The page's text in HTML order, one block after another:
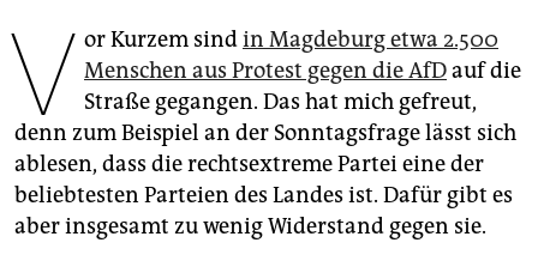
abo
genossenschaft
epaper login
V or Kurzem sindin Magdeburg etwa 2.500
Menschen aus Protest gegen die AfDauf die
Straße gegangen. Das hat mich gefreut,
denn zum Beispiel an der Sonntagsfrage lässt sich
ablesen, dass die rechtsextreme Partei eine der
beliebtesten Parteien des Landes ist. Dafür gibt es
aber insgesamt zu wenig Widerstand gegen sie.